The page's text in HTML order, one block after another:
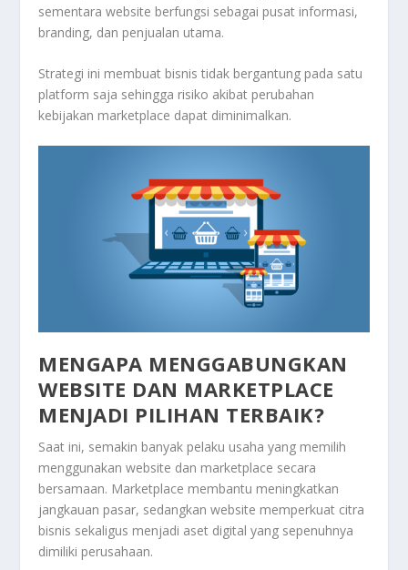
sementara website berfungsi sebagai pusat informasi,
branding, dan penjualan utama.
Strategi ini membuat bisnis tidak bergantung pada satu
platform saja sehingga risiko akibat perubahan
kebijakan marketplace dapat diminimalkan.
MENGAPA MENGGABUNGKAN
WEBSITE DAN MARKETPLACE
MENJADI PILIHAN TERBAIK?
Saat ini, semakin banyak pelaku usaha yang memilih
menggunakan website dan marketplace secara
bersamaan. Marketplace membantu meningkatkan
jangkauan pasar, sedangkan website memperkuat citra
bisnis sekaligus menjadi aset digital yang sepenuhnya
dimiliki perusahaan.